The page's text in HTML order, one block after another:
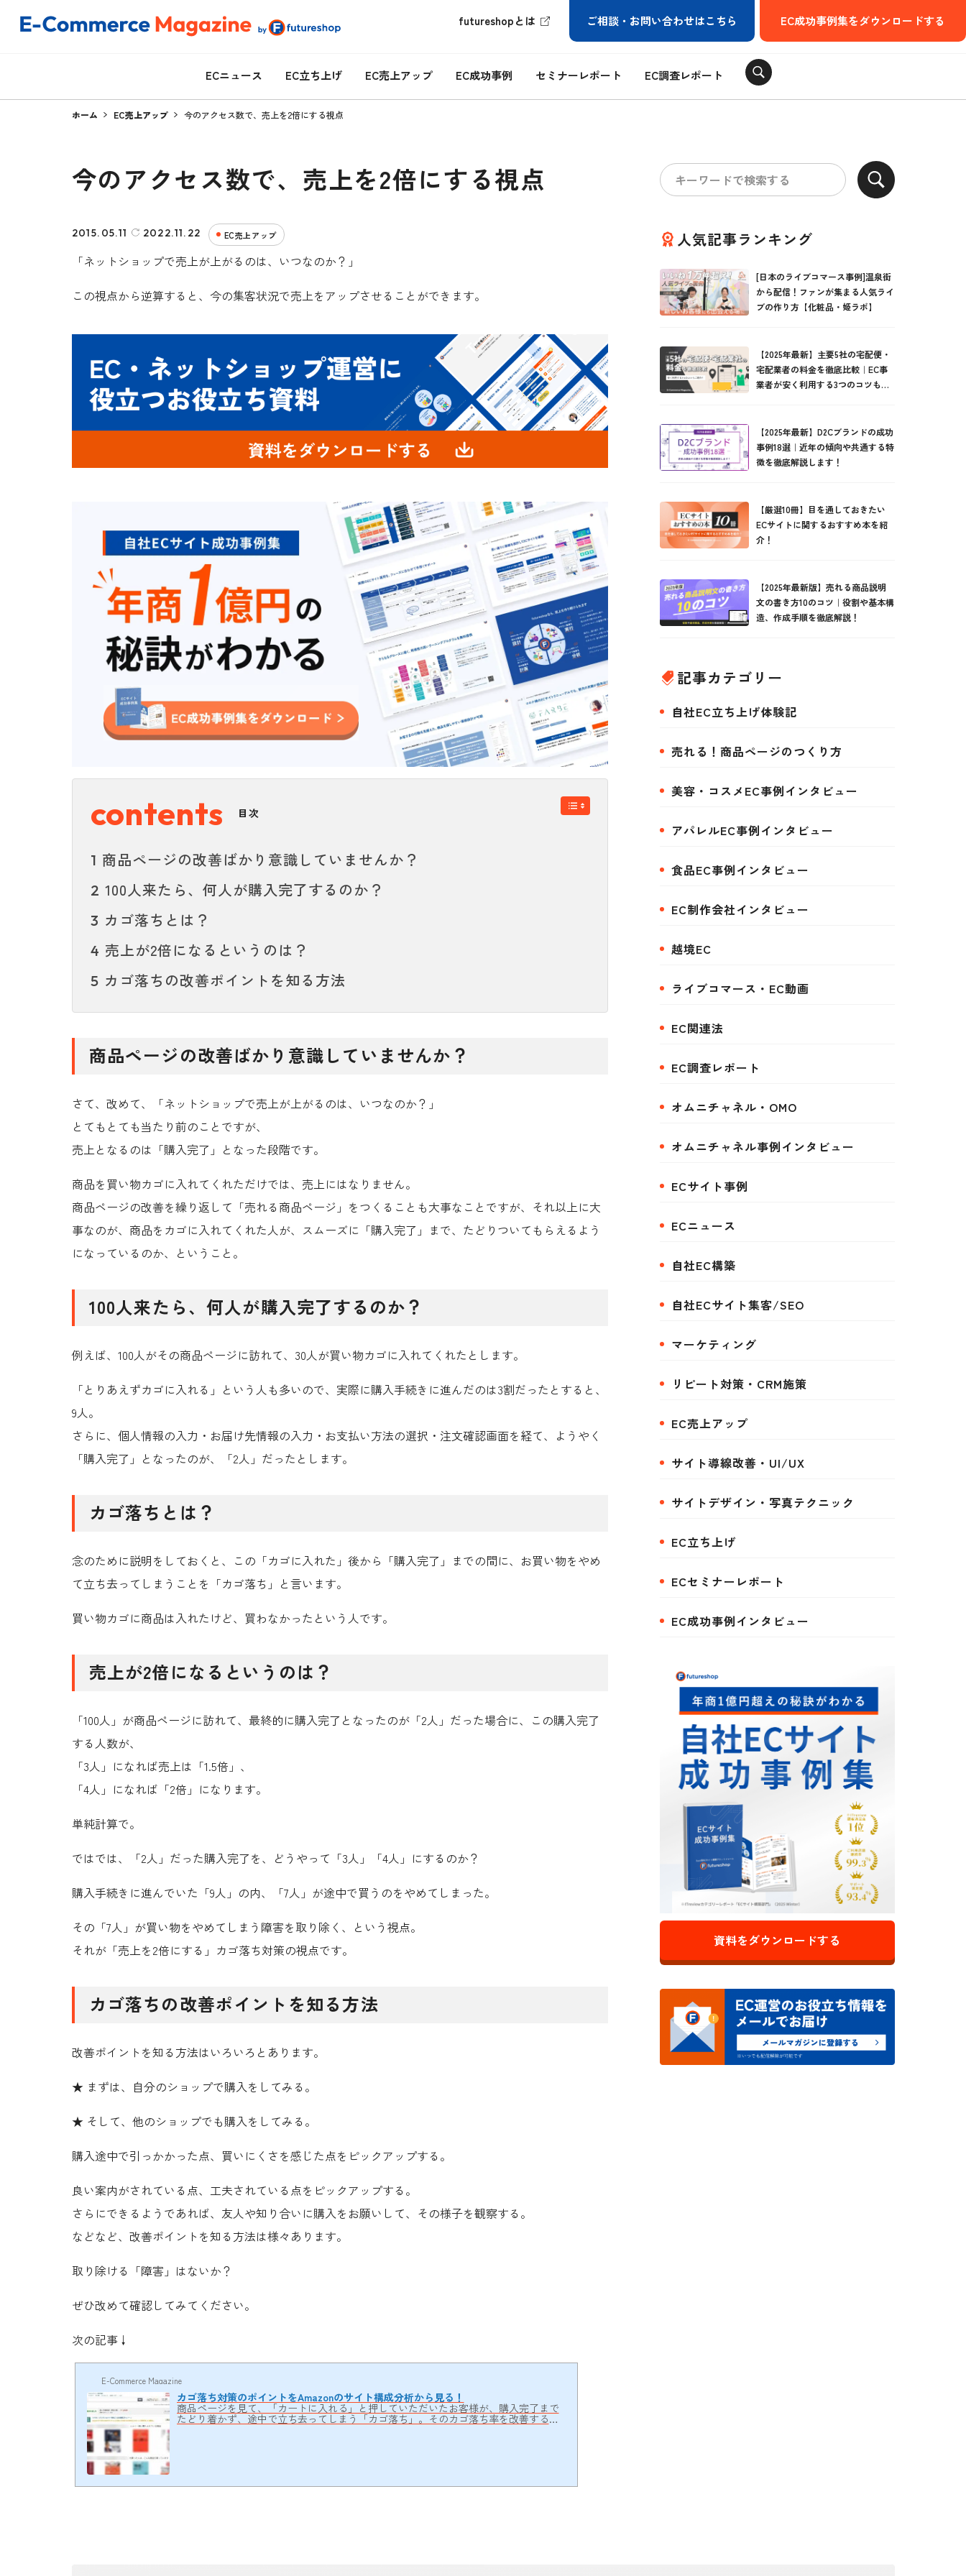
futureshopとは ご相談・お問い合わせはこちら EC成功事例集をダウンロードする
ECニュース EC立ち上げ EC売上アップ EC成功事例 セミナーレポート EC調査レポート
ホーム EC売上アップ 今のアクセス数で、売上を2倍にする視点
今のアクセス数で、売上を2倍にする視点
2015.05.11 2022.11.22 EC売上アップ
「ネットショップで売上が上がるのは、いつなのか？」
この視点から逆算すると、今の集客状況で売上をアップさせることができます。
目次
1 商品ページの改善ばかり意識していませんか？
2 100人来たら、何人が購入完了するのか？
3 カゴ落ちとは？
4 売上が2倍になるというのは？
5 カゴ落ちの改善ポイントを知る方法
商品ページの改善ばかり意識していませんか？
さて、改めて、「ネットショップで売上が上がるのは、いつなのか？」
とてもとても当たり前のことですが、
売上となるのは「購入完了」となった段階です。
商品を買い物カゴに入れてくれただけでは、売上にはなりません。
商品ページの改善を繰り返して「売れる商品ページ」をつくることも大事なことですが、それ以上に大
事なのが、商品をカゴに入れてくれた人が、スムーズに「購入完了」まで、たどりついてもらえるよう
になっているのか、ということ。
100人来たら、何人が購入完了するのか？
例えば、100人がその商品ページに訪れて、30人が買い物カゴに入れてくれたとします。
「とりあえずカゴに入れる」という人も多いので、実際に購入手続きに進んだのは3割だったとすると、
9人。
さらに、個人情報の入力・お届け先情報の入力・お支払い方法の選択・注文確認画面を経て、ようやく
「購入完了」となったのが、「2人」だったとします。
カゴ落ちとは？
念のために説明をしておくと、この「カゴに入れた」後から「購入完了」までの間に、お買い物をやめ
て立ち去ってしまうことを「カゴ落ち」と言います。
買い物カゴに商品は入れたけど、買わなかったという人です。
売上が2倍になるというのは？
「100人」が商品ページに訪れて、最終的に購入完了となったのが「2人」だった場合に、この購入完了
する人数が、
「3人」になれば売上は「1.5倍」、
「4人」になれば「2倍」になります。
単純計算で。
ではでは、「2人」だった購入完了を、どうやって「3人」「4人」にするのか？
購入手続きに進んでいた「9人」の内、「7人」が途中で買うのをやめてしまった。
その「7人」が買い物をやめてしまう障害を取り除く、という視点。
それが「売上を2倍にする」カゴ落ち対策の視点です。
カゴ落ちの改善ポイントを知る方法
改善ポイントを知る方法はいろいろとあります。
★ まずは、自分のショップで購入をしてみる。
★ そして、他のショップでも購入をしてみる。
購入途中で引っかかった点、買いにくさを感じた点をピックアップする。
良い案内がされている点、工夫されている点をピックアップする。
さらにできるようであれば、友人や知り合いに購入をお願いして、その様子を観察する。
などなど、改善ポイントを知る方法は様々あります。
取り除ける「障害」はないか？
ぜひ改めて確認してみてください。
次の記事↓
E-Commerce Magazine
カゴ落ち対策のポイントをAmazonのサイト構成分析から見る！
商品ページを見て、「カートに入れる」と押していただいたお客様が、購入完了まで
たどり着かず、途中で立ち去ってしまう「カゴ落ち」。そのカゴ落ち率を改善する視
点について、前回お伝えしましたが、「具体的にどういったポイントを見ていけば良
人気記事ランキング
[日本のライブコマース事例]温泉街
から配信！ファンが集まる人気ライ
ブの作り方【化粧品・姫ラボ】
【2025年最新】主要5社の宅配便・
宅配業者の料金を徹底比較｜EC事
業者が安く利用する3つのコツもご
【2025年最新】D2Cブランドの成功
事例18選｜近年の傾向や共通する特
徴を徹底解説します！
【厳選10冊】目を通しておきたい
ECサイトに関するおすすめ本を紹
介！
【2025年最新版】売れる商品説明
文の書き方10のコツ｜役割や基本構
造、作成手順を徹底解説！
記事カテゴリー
自社EC立ち上げ体験記
売れる！商品ページのつくり方
美容・コスメEC事例インタビュー
アパレルEC事例インタビュー
食品EC事例インタビュー
EC制作会社インタビュー
越境EC
ライブコマース・EC動画
EC関連法
EC調査レポート
オムニチャネル・OMO
オムニチャネル事例インタビュー
ECサイト事例
ECニュース
自社EC構築
自社ECサイト集客/SEO
マーケティング
リピート対策・CRM施策
EC売上アップ
サイト導線改善・UI/UX
サイトデザイン・写真テクニック
EC立ち上げ
ECセミナーレポート
EC成功事例インタビュー
資料をダウンロードする